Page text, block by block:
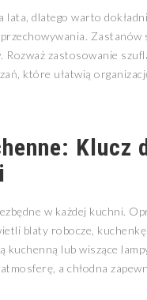
dlatego warto
Zastanów
zastosowanie
które ułatwią
Klucz
w każdej kuchni.
blaty robocze,
lub wiszące
a chłodna